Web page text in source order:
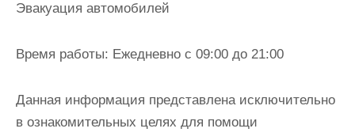
Эвакуация автомобилей
Время работы: Ежедневно с 09:00 до 21:00
Данная информация представлена исключительно
в ознакомительных целях для помощи